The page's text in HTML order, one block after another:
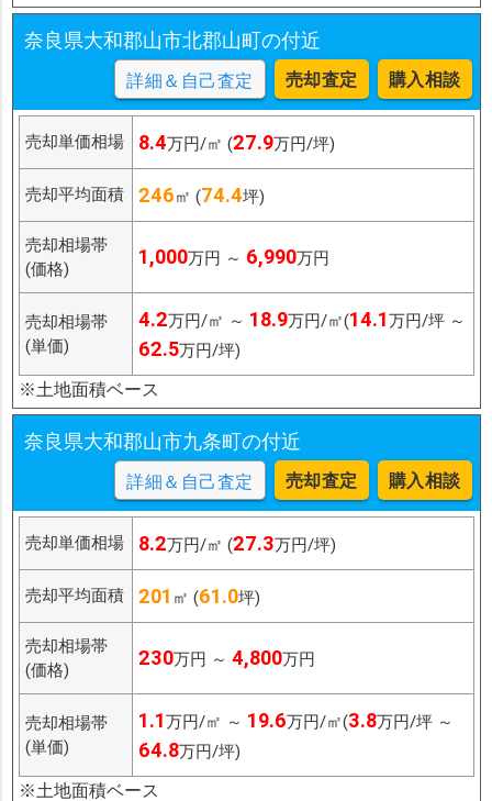
奈良県大和郡山市北郡山町の付近
詳細＆自己査定 売却査定 購入相談
売却単価相場 8.4万円/㎡ (27.9万円/坪)
売却平均面積 246㎡ (74.4坪)
売却相場帯
(価格)
1,000万円 ～ 6,990万円
売却相場帯
(単価)
4.2万円/㎡ ～ 18.9万円/㎡(14.1万円/坪 ～
62.5万円/坪)
※土地面積ベース
奈良県大和郡山市九条町の付近
詳細＆自己査定 売却査定 購入相談
売却単価相場 8.2万円/㎡ (27.3万円/坪)
売却平均面積 201 ㎡ (61.0坪)
売却相場帯
(価格)
230万円 ～ 4,800万円
売却相場帯
(単価)
1.1万円/㎡ ～ 19.6万円/㎡(3.8万円/坪 ～
64.8万円/坪)
※土地面積ベース